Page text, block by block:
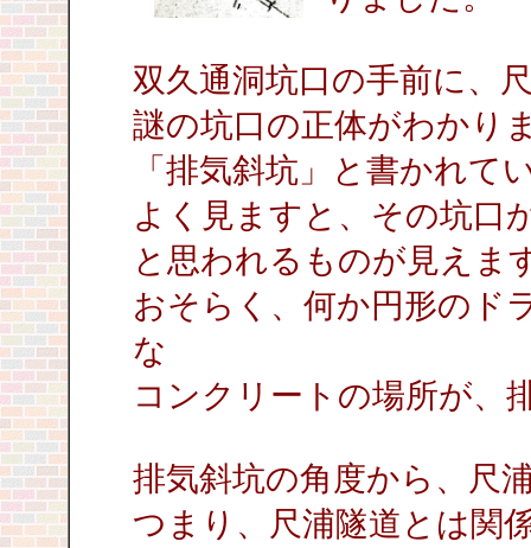
双久通洞坑口の手前に、
謎の坑口の正体がわかり
「排気斜坑」と書かれて
よく見ますと、その坑口
と思われるものが見えま
おそらく、何か円形のド
な
コンクリートの場所が、
排気斜坑の角度から、尺
つまり、尺浦隧道とは関